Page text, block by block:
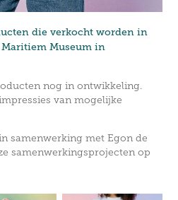
die verkocht worden in
Museum in
nog in ontwikkeling.
van mogelijke
samenwerking met Egon de
samenwerkingsprojecten op